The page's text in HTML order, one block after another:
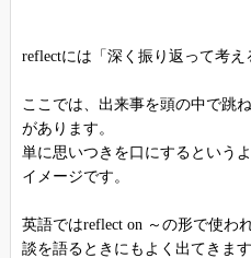
reflectには「深く振り返って考え
ここでは、出来事を頭の中で跳
があります。
単に思いつきを口にするという
イメージです。
英語ではreflect on ～の形で使わ
談を語るときにもよく出てきます